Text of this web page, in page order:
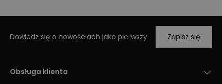
Dowiedz się o nowościach jako pierwszy Zapisz się
Obsługa klienta